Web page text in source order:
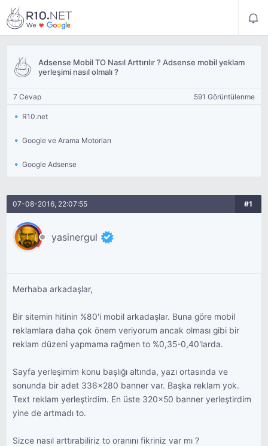
Adsense Mobil TO Nasıl Arttırılır ? Adsense mobil yeklam
yerleşimi nasıl olmalı ?
7 Cevap 591 Görüntülenme
R10.net
Google ve Arama Motorları
Google Adsense
07-08-2016, 22:07:55 #1
yasinergul
Merhaba arkadaşlar,
Bir sitemin hitinin %80'i mobil arkadaşlar. Buna göre mobil
reklamlara daha çok önem veriyorum ancak olması gibi bir
reklam düzeni yapmama rağmen to %0,35-0,40'larda.
Sayfa yerleşimim konu başlığı altında, yazı ortasında ve
sonunda bir adet 336x280 banner var. Başka reklam yok.
Text reklam yerleştirdim. En üste 320x50 banner yerleştirdim
yine de artmadı to.
Sizce nasıl arttırabiliriz to oranını fikriniz var mı ?